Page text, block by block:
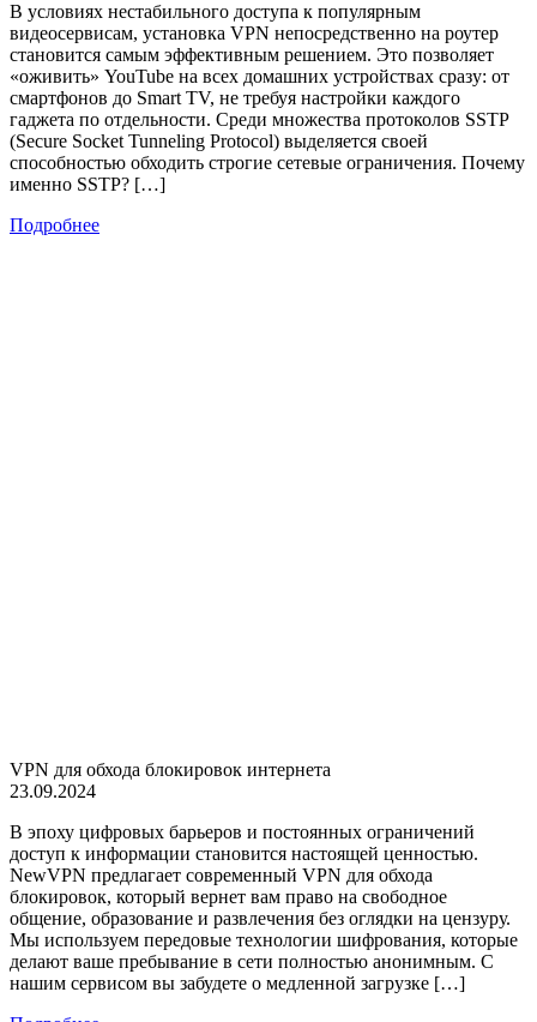
В условиях нестабильного доступа к популярным
видеосервисам, установка VPN непосредственно на роутер
становится самым эффективным решением. Это позволяет
«оживить» YouTube на всех домашних устройствах сразу: от
смартфонов до Smart TV, не требуя настройки каждого
гаджета по отдельности. Среди множества протоколов SSTP
(Secure Socket Tunneling Protocol) выделяется своей
способностью обходить строгие сетевые ограничения. Почему
именно SSTP? […]
Подробнее
VPN для обхода блокировок интернета
23.09.2024
В эпоху цифровых барьеров и постоянных ограничений
доступ к информации становится настоящей ценностью.
NewVPN предлагает современный VPN для обхода
блокировок, который вернет вам право на свободное
общение, образование и развлечения без оглядки на цензуру.
Мы используем передовые технологии шифрования, которые
делают ваше пребывание в сети полностью анонимным. С
нашим сервисом вы забудете о медленной загрузке […]